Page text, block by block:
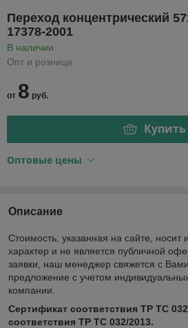
Переход концентрический
17378-2001
В наличии
Опт и розница
от 8 руб.
Купить
Оптовые цены
Описание
Стоимость, указанная на сайте,
характер и не является публичной
заявки, наш менеджер свяжется с
предложение с учетом
компании.
Сертификат соответствия ТР ТС
соответствия ТР ТС 032/2013.